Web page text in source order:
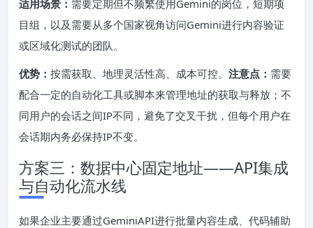
适用场景： 需要定期但不频繁使用Gemini的岗位，短期项
目组，以及需要从多个国家视角访问Gemini进行内容验证
或区域化测试的团队。
优势： 按需获取、地理灵活性高、成本可控。 注意点： 需要
配合一定的自动化工具或脚本来管理地址的获取与释放；不
同用户的会话之间IP不同，避免了交叉干扰，但每个用户在
会话期内务必保持IP不变。
方案三：数据中心固定地址——API集成
与自动化流水线
如果企业主要通过GeminiAPI进行批量内容生成、代码辅助